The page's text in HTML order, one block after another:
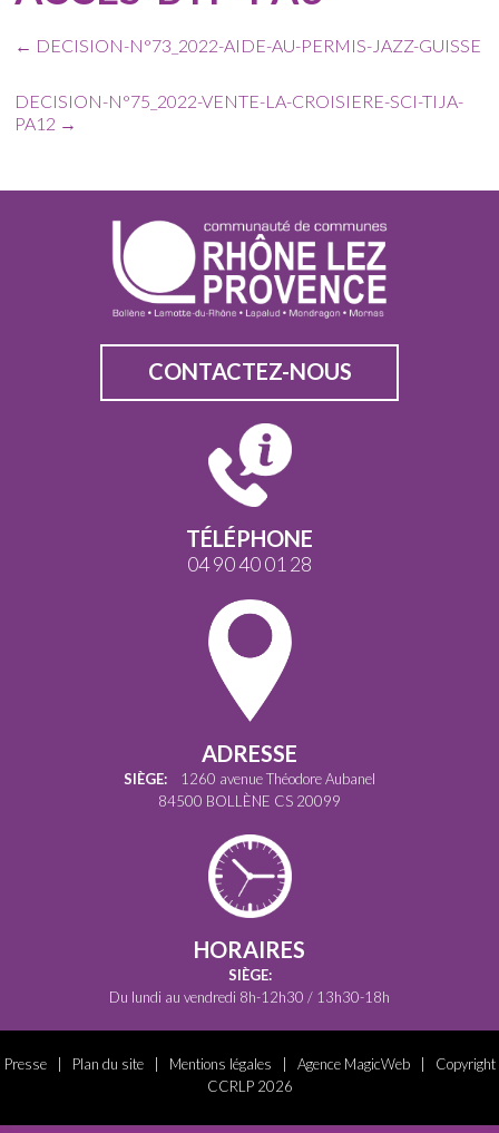
← DECISION-N°73_2022-AIDE-AU-PERMIS-JAZZ-GUISSE
DECISION-N°75_2022-VENTE-LA-CROISIERE-SCI-TIJA-
PA12 →
CONTACTEZ-NOUS
TÉLÉPHONE
04 90 40 01 28
ADRESSE
SIÈGE: 1260 avenue Théodore Aubanel
84500 BOLLÈNE CS 20099
HORAIRES
SIÈGE:
Du lundi au vendredi 8h-12h30 / 13h30-18h
Presse| Plan du site| Mentions légales Agence MagicWeb| Copyright
CCRLP 2026